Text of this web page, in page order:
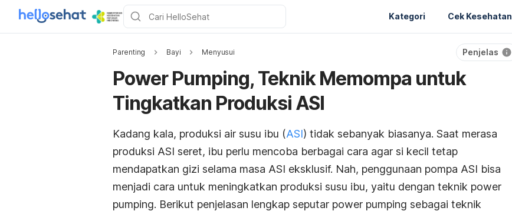
Kategori Cek Kesehatan
Parenting Bayi Menyusui Penjelas
Power Pumping, Teknik Memompa untuk
Tingkatkan Produksi ASI
Kadang kala, produksi air susu ibu (ASI) tidak sebanyak biasanya. Saat merasa
produksi ASI seret, ibu perlu mencoba berbagai cara agar si kecil tetap
mendapatkan gizi selama masa ASI eksklusif. Nah, penggunaan pompa ASI bisa
menjadi cara untuk meningkatkan produksi susu ibu, yaitu dengan teknik power
pumping. Berikut penjelasan lengkap seputar power pumping sebagai teknik